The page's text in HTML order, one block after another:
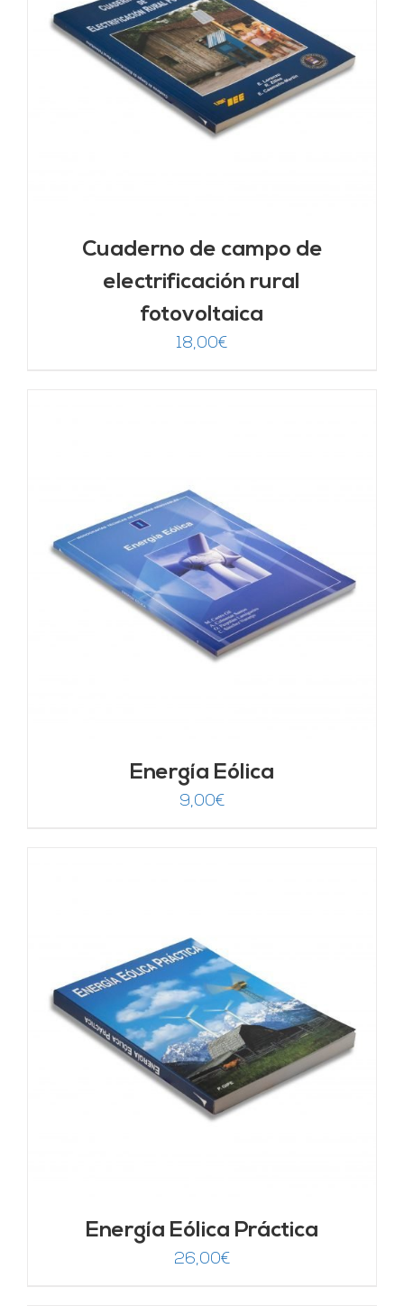
Cuaderno de campo de
electrificación rural
fotovoltaica
18,00€
Energía Eólica
9,00€
Energía Eólica Práctica
26,00€